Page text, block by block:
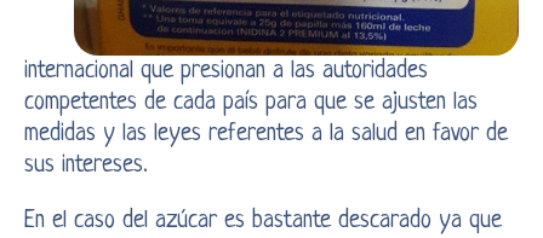
internacional que presionan a las autoridades
competentes de cada país para que se ajusten las
medidas y las leyes referentes a la salud en favor de
sus intereses.
En el caso del azúcar es bastante descarado ya que